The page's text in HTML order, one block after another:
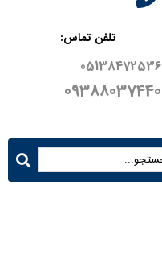
تلفن تماس:
05138472536
09388037440